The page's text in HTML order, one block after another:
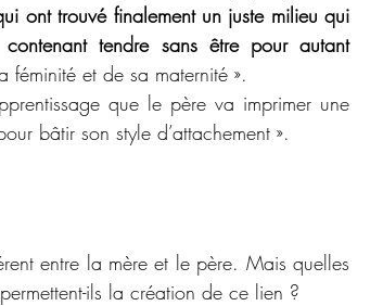
ont trouvé finalement un juste milieu qui
tendre sans être pour autant
et de sa maternité ».
que le père va imprimer une
bâtir son style d’attachement ».
entre la mère et le père. Mais quelles
ils la création de ce lien ?